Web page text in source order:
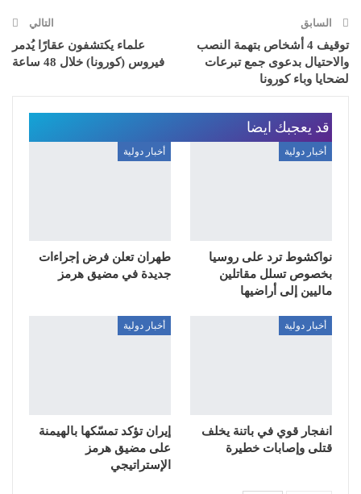
السابق
توقيف 4 أشخاص بتهمة النصب
والاحتيال بدعوى جمع تبرعات
لضحايا وباء كورونا
التالي
علماء يكتشفون عقارًا يُدمر
فيروس (كورونا) خلال 48 ساعة
قد يعجبك ايضا
أخبار دولية
نواكشوط ترد على روسيا
بخصوص تسلل مقاتلين
ماليين إلى أراضيها
أخبار دولية
طهران تعلن فرض إجراءات
جديدة في مضيق هرمز
أخبار دولية
انفجار قوي في باتنة يخلف
قتلى وإصابات خطيرة
أخبار دولية
إيران تؤكد تمسّكها بالهيمنة
على مضيق هرمز
الإستراتيجي